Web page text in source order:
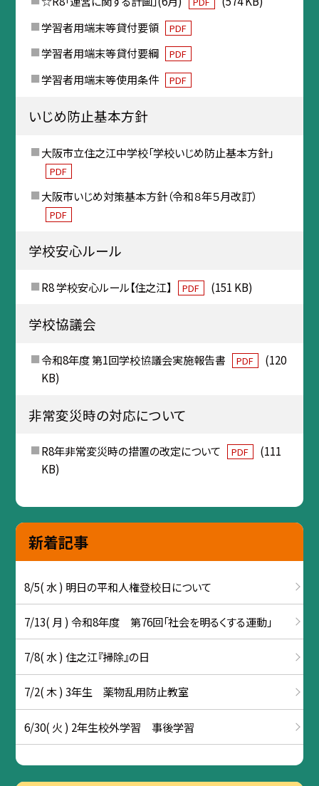
学習者用端末等貸付要領
PDF
学習者用端末等貸付要綱 PDF
学習者用端末等使用条件 PDF
いじめ防止基本方針
大阪市立住之江中学校「学校いじめ防止基本方針」
PDF
大阪市いじめ対策基本方針（令和８年５月改訂）
PDF
学校安心ルール
R8 学校安心ルール【住之江】 PDF (151 KB)
学校協議会
令和8年度 第1回学校協議会実施報告書 PDF
(120
KB)
非常変災時の対応について
R8年非常変災時の措置の改定について PDF
(111
KB)
新着記事
8/5( 水 ) 明日の平和人権登校日について
7/13( 月 ) 令和8年度 第76回「社会を明るくする運動」
7/8( 水 ) 住之江『掃除』の日
7/2( 木 ) 3年生 薬物乱用防止教室
6/30( 火 ) 2年生校外学習 事後学習